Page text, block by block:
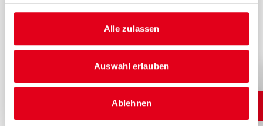
Alle zulassen
Auswahl erlauben
Ablehnen
auf Gäste mit Pflegebedarf
spezialisiert haben
Pflegeeinrichtungen oder Reha-
Kliniken, die zusätzlich
Urlaubsunterkünfte für Angehörige
anbieten
Wichtig zu wissen